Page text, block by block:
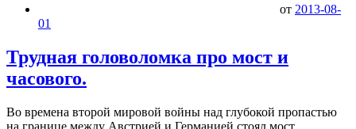
от 2013-08-
01
Трудная головоломка про мост и
часового.
Во времена второй мировой войны над глубокой пропастью
на границе между Австрией и Германией стоял мост,